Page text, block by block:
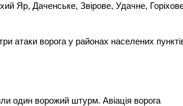
Яр, Даченське, Звірове, Удачне,
атаки ворога у районах населених
один ворожий штурм. Авіація ворога